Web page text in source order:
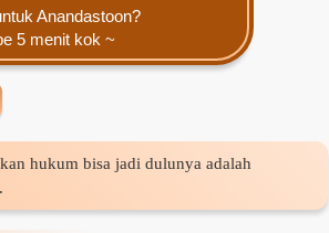
Anandastoon?
5 menit kok ~
hukum bisa jadi dulunya adalah